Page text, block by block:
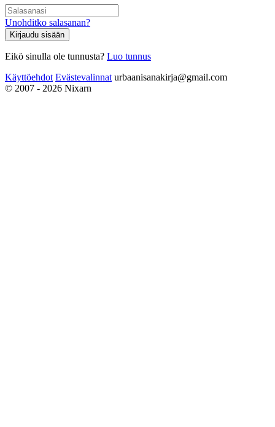
Unohditko salasanan?
Kirjaudu sisään
Eikö sinulla ole tunnusta? Luo tunnus
Käyttöehdot Evästevalinnat urbaanisanakirja@gmail.com
© 2007 - 2026 Nixarn